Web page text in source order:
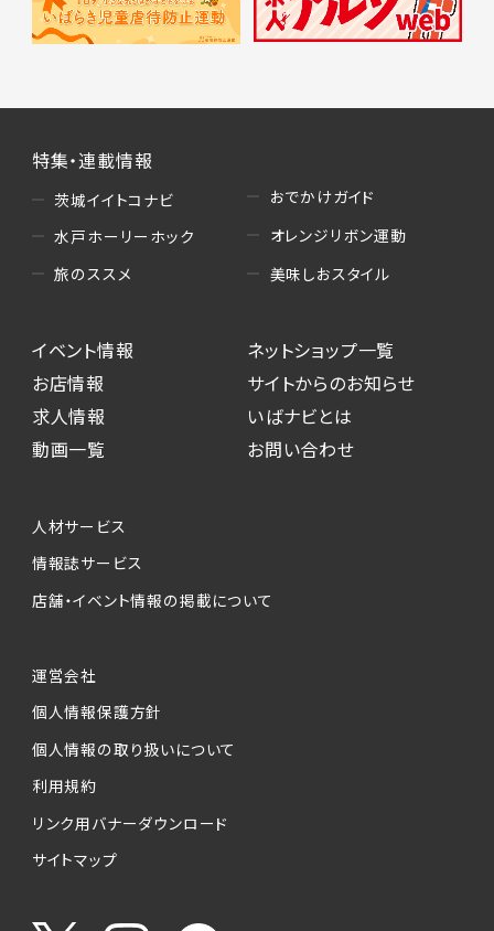
特集・連載情報
茨城イイトコナビ
水戸ホーリーホック
旅のススメ
おでかけガイド
オレンジリボン運動
美味しおスタイル
イベント情報
お店情報
求人情報
動画一覧
ネットショップ一覧
サイトからのお知らせ
いばナビとは
お問い合わせ
人材サービス
情報誌サービス
店舗・イベント情報の掲載について
運営会社
個人情報保護方針
個人情報の取り扱いについて
利用規約
リンク用バナーダウンロード
サイトマップ